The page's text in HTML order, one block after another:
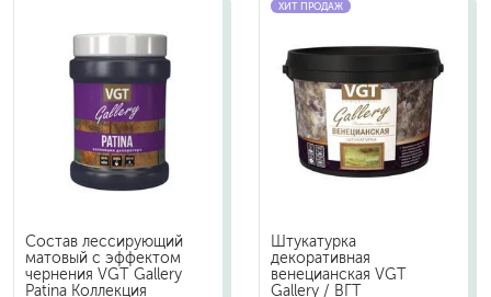
Состав лессирующий
матовый с эффектом
чернения VGT Gallery
Patina Коллекция
ХИТ ПРОДАЖ
Штукатурка
декоративная
венецианская VGT
Gallery / ВГТ